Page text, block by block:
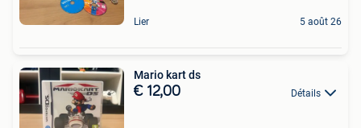
Lier 5 août 26
Mario kart ds
€ 12,00 Détails